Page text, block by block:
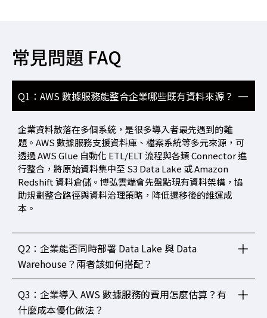
常見問題 FAQ
Q1：AWS 數據服務能整合企業哪些既有資料來源？
企業資料散落在多個系統，是很多導入者最先遇到的難
題。AWS 數據服務支援資料庫、檔案系統等多元來源，可
透過 AWS Glue 自動化 ETL/ELT 流程與各類 Connector 進
行整合，將原始資料集中至 S3 Data Lake 或 Amazon
Redshift 資料倉儲。博弘雲端會先盤點現有資料架構，協
助規劃整合路徑與資料治理策略，降低遷移後的維運成
本。
Q2：企業能否同時部署 Data Lake 與 Data
Warehouse？兩者該如何搭配？
Q3：企業導入 AWS 數據服務的費用怎麼估算？有
什麼成本優化做法？